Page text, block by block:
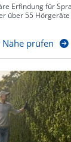
Erfindung für
über 55
prüfen